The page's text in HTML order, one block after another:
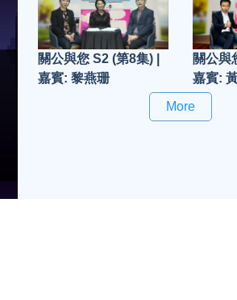
關公與您 S2 (第8集) |
嘉賓: 黎燕珊
關公與
嘉賓:
More